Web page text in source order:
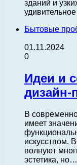
зданий и
Бытовые
01.11.2024
0
Идеи и
дизайн-
В
имеет
искусством.
волнуют
эстетика, но…